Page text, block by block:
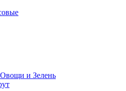
и Зелень